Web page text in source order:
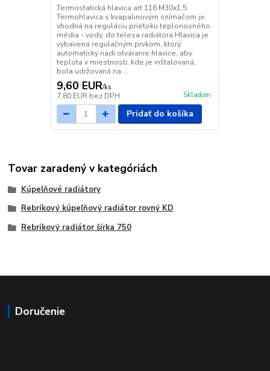
Termostatická hlavica art 116 M30x1,5
Termohlavica s kvapalinovým snímačom je
vhodná na reguláciu prietoku teplonosného
média - vody, do telesa radiátora.Hlavica je
vybavená regulačným prvkom, ktorý
automaticky riadi otváranie hlavice, aby
teplota v miestnosti, kde je inštalovaná,
bola udržovaná na ...
9,60 EUR/ks
7,80 EUR bez DPH Skladom
Pridať do košíka
Tovar zaradený v kategóriách
Kúpelňové radiátory
Rebríkový kúpeľňový radiátor rovný KD
Rebríkový radiátor šírka 750
Doručenie